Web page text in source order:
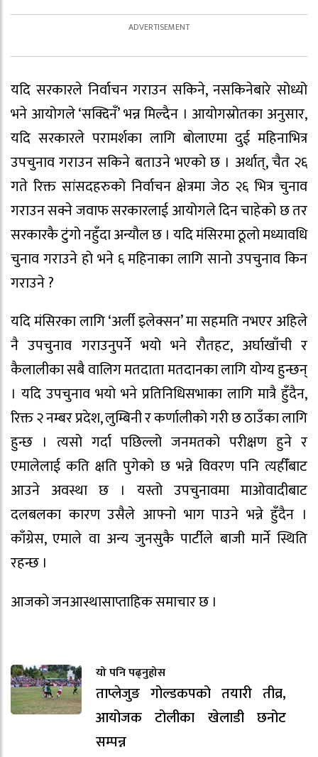
यदि सरकारले निर्वाचन गराउन सकिने, नसकिनेबारे सोध्यो
भने आयोगले ‘सक्दिनँ’ भन्न मिल्दैन । आयोगस्रोतका अनुसार,
यदि सरकारले परामर्शका लागि बोलाएमा दुई महिनाभित्र
उपचुनाव गराउन सकिने बताउने भएको छ । अर्थात्, चैत २६
गते रिक्त सांसदहरुको निर्वाचन क्षेत्रमा जेठ २६ भित्र चुनाव
गराउन सक्ने जवाफ सरकारलाई आयोगले दिन चाहेको छ तर
सरकारकै टुंगो नहुँदा अन्यौल छ । यदि मंसिरमा ठूलो मध्यावधि
चुनाव गराउने हो भने ६ महिनाका लागि सानो उपचुनाव किन
गराउने ?
यदि मंसिरका लागि ‘अर्ली इलेक्सन’ मा सहमति नभएर अहिले
नै उपचुनाव गराउनुपर्ने भयो भने रौतहट, अर्घाखाँची र
कैलालीका सबै वालिग मतदाता मतदानका लागि योग्य हुन्छन्
। यदि उपचुनाव भयो भने प्रतिनिधिसभाका लागि मात्रै हुँदैन,
रिक्त २ नम्बर प्रदेश, लुम्बिनी र कर्णालीको गरी छ ठाउँका लागि
हुन्छ । त्यसो गर्दा पछिल्लो जनमतको परीक्षण हुने र
एमालेलाई कति क्षति पुगेको छ भन्ने विवरण पनि त्यहीँबाट
आउने अवस्था छ । यस्तो उपचुनावमा माओवादीबाट
दलबलका कारण उसैले आफ्नो भाग पाउने भन्ने हुँदैन ।
काँग्रेस, एमाले वा अन्य जुनसुकै पार्टीले बाजी मार्ने स्थिति
रहन्छ ।
आजकाे जनआस्थासाप्ताहिक समाचार छ ।
यो पनि पढ्नुहोस
ताप्लेजुङ गोल्डकपको तयारी तीव्र,
आयोजक टोलीका खेलाडी छनोट
सम्पन्न